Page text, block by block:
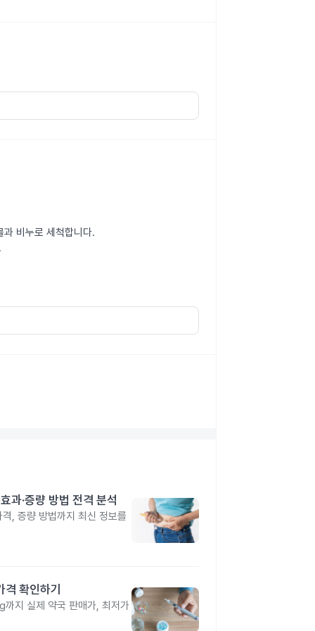
비누로 세척합니다.
·증량 방법 전격 분석
, 증량 방법까지 최신 정보를
확인하기
지 실제 약국 판매가, 최저가